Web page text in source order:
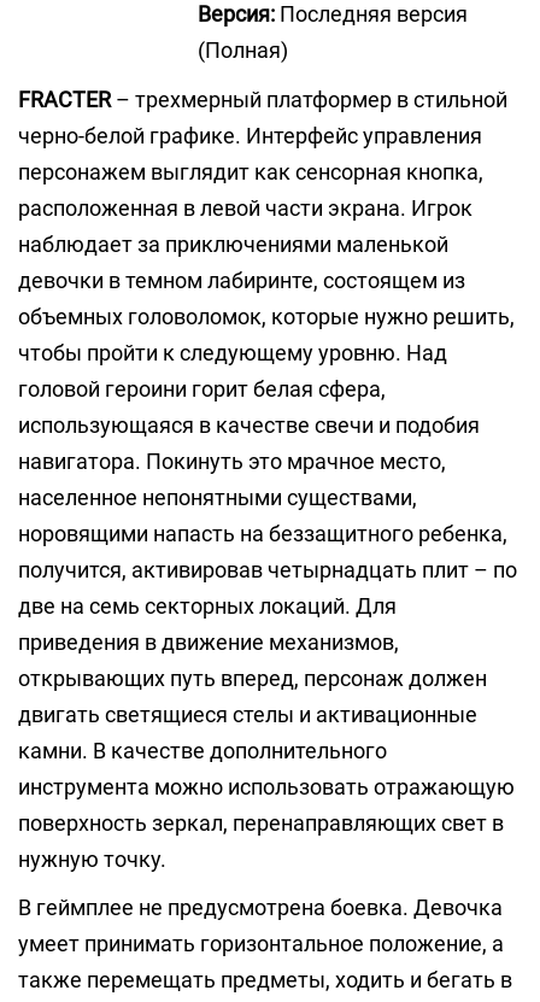
Версия: Последняя версия
(Полная)
FRACTER – трехмерный платформер в стильной
черно-белой графике. Интерфейс управления
персонажем выглядит как сенсорная кнопка,
расположенная в левой части экрана. Игрок
наблюдает за приключениями маленькой
девочки в темном лабиринте, состоящем из
объемных головоломок, которые нужно решить,
чтобы пройти к следующему уровню. Над
головой героини горит белая сфера,
использующаяся в качестве свечи и подобия
навигатора. Покинуть это мрачное место,
населенное непонятными существами,
норовящими напасть на беззащитного ребенка,
получится, активировав четырнадцать плит – по
две на семь секторных локаций. Для
приведения в движение механизмов,
открывающих путь вперед, персонаж должен
двигать светящиеся стелы и активационные
камни. В качестве дополнительного
инструмента можно использовать отражающую
поверхность зеркал, перенаправляющих свет в
нужную точку.
В геймплее не предусмотрена боевка. Девочка
умеет принимать горизонтальное положение, а
также перемещать предметы, ходить и бегать в